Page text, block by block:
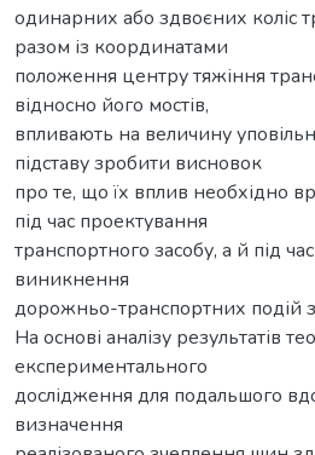
одинарних або здвоєних коліс
разом із координатами
положення центру тяжіння
відносно його мостів,
впливають на величину
підставу зробити висновок
про те, що їх вплив необхідно
під час проектування
транспортного засобу, а й під
виникнення
дорожньо-транспортних подій
На основі аналізу результатів
експериментального
дослідження для подальшого
визначення